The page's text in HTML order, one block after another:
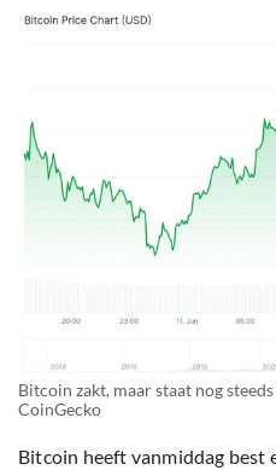
Bitcoin zakt, maar staat nog
CoinGecko
Bitcoin heeft vanmiddag best